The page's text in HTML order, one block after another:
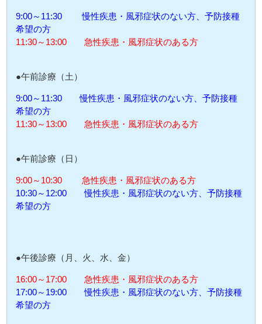
9:00～11:30 慢性疾患・風邪症状のない方、予防接種
希望の方
11:30～13:00 急性疾患・風邪症状のある方
●午前診療（土）
9:00～11:30 慢性疾患・風邪症状のない方、予防接種
希望の方
11:30～13:00 急性疾患・風邪症状のある方
●午前診療（日）
9:00～10:30 急性疾患・風邪症状のある方
10:30～12:00 慢性疾患・風邪症状のない方、予防接種
希望の方
●午後診療（月、火、水、金）
16:00～17:00 急性疾患・風邪症状のある方
17:00～19:00 慢性疾患・風邪症状のない方、予防接種
希望の方